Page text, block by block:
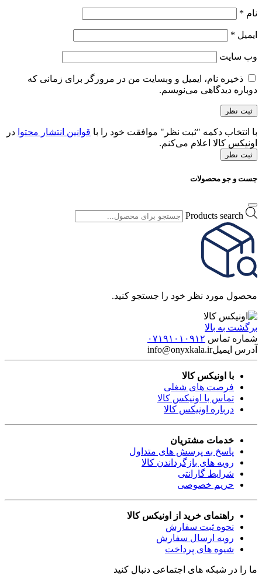
نام *
ایمیل *
وب‌ سایت
ذخیره نام، ایمیل و وبسایت من در مرورگر برای زمانی که
دوباره دیدگاهی می‌نویسم.
با انتخاب دکمه "ثبت نظر" موافقت خود را با قوانین انتشار محتوا در
اونیکس کالا اعلام می‌کنم.
ثبت نظر
جست و جو محصولات
Products search
محصول مورد نظر خود را جستجو کنید.
برگشت به بالا
شماره تماس ۰۷۱۹۱۰۱۰۹۱۲
آدرس ایمیلinfo@onyxkala.ir
با اونیکس کالا
فرصت های شغلی
تماس با اونیکس کالا
درباره اونیکس کالا
خدمات مشتریان
پاسخ به پرسش های متداول
رویه های بازگرداندن کالا
شرایط گارانتی
حریم خصوصی
راهنمای خرید از اونیکس کالا
نحوه ثبت سفارش
رویه ارسال سفارش
شیوه های پرداخت
ما را در شبکه های اجتماعی دنبال کنید